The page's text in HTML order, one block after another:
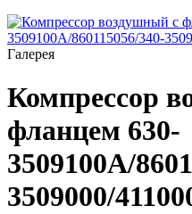
Галерея
Компрессор
фланцем 630-
3509100A/
3509000/